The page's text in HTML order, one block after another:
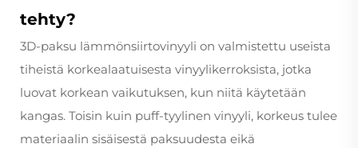
tehty?
3D-paksu lämmönsiirtovinyyli on valmistettu useista
tiheistä korkealaatuisesta vinyylikerroksista, jotka
luovat korkean vaikutuksen, kun niitä käytetään
kangas. Toisin kuin puff-tyylinen vinyyli, korkeus tulee
materiaalin sisäisestä paksuudesta eikä